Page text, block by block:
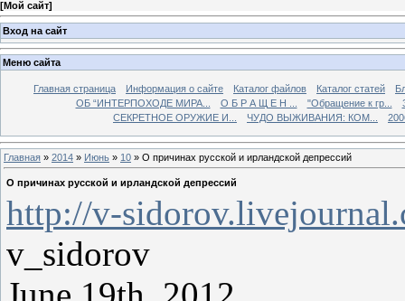
[Мой сайт]
Вход на сайт
Меню сайта
Главная страница Информация о сайте Каталог файлов Каталог статей
ОБ “ИНТЕРПОХОДЕ МИРА...
О Б Р А Щ Е Н ... "Обращение к гр...
СЕКРЕТНОЕ ОРУЖИЕ И...
ЧУДО ВЫЖИВАНИЯ: КОМ...
Главная » 2014 » Июнь » 10 » О причинах русской и ирландской депрессий
О причинах русской и ирландской депрессий
http://v-
v_sidorov